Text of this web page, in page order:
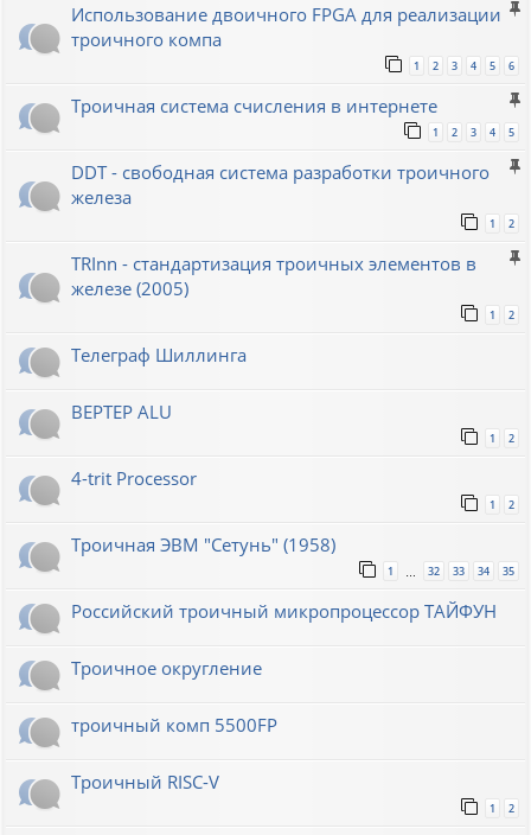
Использование двоичного FPGA для реализации
троичного компа
1 2 3 4 5 6
Троичная система счисления в интернете
1 2 3 4 5
DDT - свободная система разработки троичного
железа
1 2
TRInn - стандартизация троичных элементов в
железе (2005)
1 2
Телеграф Шиллинга
BEPTEP ALU
1 2
4-trit Processor
1 2
Троичная ЭВМ "Сетунь" (1958)
1 … 32 33 34 35
Российский троичный микропроцессор ТАЙФУН
Троичное округление
троичный комп 5500FP
Троичный RISC-V
1 2